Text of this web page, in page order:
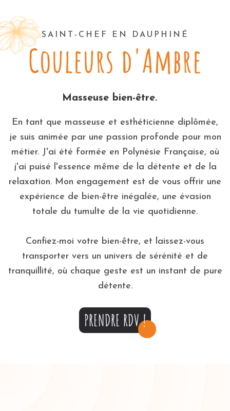
SAINT-CHEF EN DAUPHINÉ
Couleurs d'Ambre
Masseuse bien-être.
En tant que masseuse et esthéticienne diplômée,
je suis animée par une passion profonde pour mon
métier. J'ai été formée en Polynésie Française, où
j'ai puisé l'essence même de la détente et de la
relaxation. Mon engagement est de vous offrir une
expérience de bien-être inégalée, une évasion
totale du tumulte de la vie quotidienne.
Confiez-moi votre bien-être, et laissez-vous
transporter vers un univers de sérénité et de
tranquillité, où chaque geste est un instant de pure
détente.
PRENDRE RDV !